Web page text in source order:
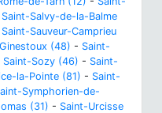
Saint-Salvy-de-la-Balme
Saint-Sauveur-Camprieu
(48) - Saint-
Saint-Sozy (46) - Saint-
la-Pointe (81) - Saint-
Symphorien-de-
(31) - Saint-Urcisse